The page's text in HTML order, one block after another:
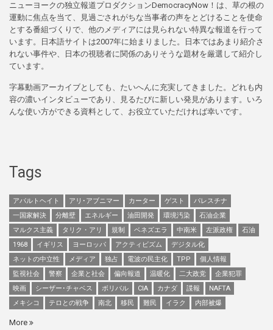
ニューヨークの独立報道プロダクションDemocracyNow！は、草の根の
運動に焦点を当て、見過ごされがちな当事者の声をとどけることを使命
とする番組づくりで、他のメディアには見られない特異な報道を行って
います。日本語サイトは2007年に始まりました。日本ではあまり紹介さ
れない事件や、日本の視聴者に関係のありそうな題材を厳選して紹介し
ています。
字幕動画アーカイブとしても、たいへんに充実してきました。どれも内
容の濃いインタビューであり、見るたびに新しい発見があります。いろ
んな使い方ができる資料として、お役立ていただければ幸いです。
Tags
アパルトヘイト アリ･アブニマー カーター ゲスト
パレスチナ
一国家解決
分離壁 エネルギー 油田開発 環境汚染
石油企業
マルクス主義
タリク・アリ 規制 ベネズエラ 中南米 左派政権
石油
1968
イギリス ヨーロッパ アクティビズム
デジタル化
ネットの中立性
メディア 独占 電波の民主化 TPP
個人情報
監視社会
警察 企業と社会 偏向報道 温暖化 二大政党
企業犯罪
映画
シーザー･チャベス ボリバル CIA カナダ 諜報
NAFTA
メキシコ
テロとの戦争 南北 移民 難民 イラク 内部被爆
More